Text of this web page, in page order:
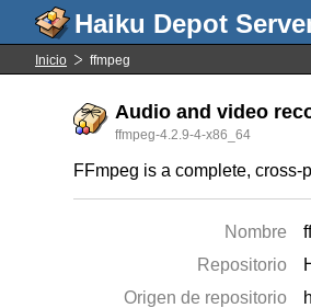
Inicio ffmpeg
Audio and video
ffmpeg-4.2.9-4-x86_64
FFmpeg is a complete,
Nombre
Repositorio
Origen de repositorio